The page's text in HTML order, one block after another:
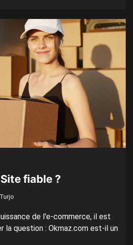
fiable ?
de l'e-commerce, il est
la question : Okmaz.com est-il un